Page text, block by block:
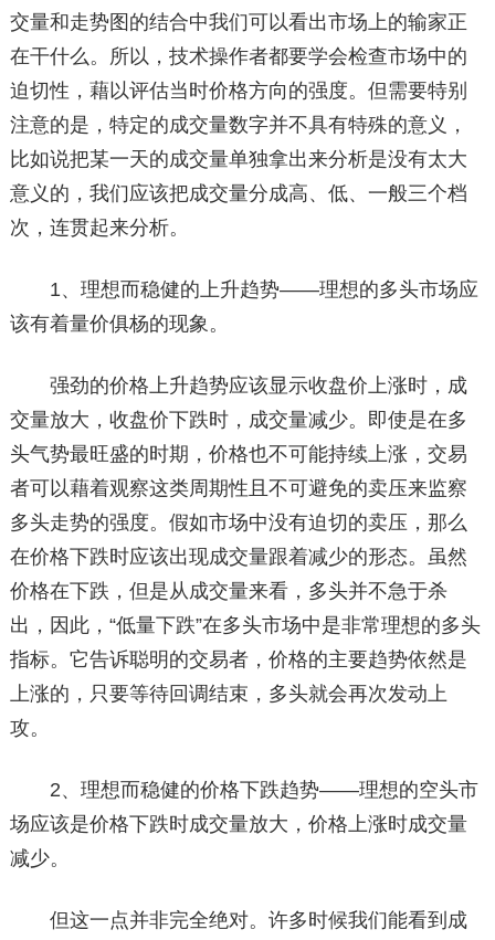
交量和走势图的结合中我们可以看出市场上的输家正
在干什么。所以，技术操作者都要学会检查市场中的
迫切性，藉以评估当时价格方向的强度。但需要特别
注意的是，特定的成交量数字并不具有特殊的意义，
比如说把某一天的成交量单独拿出来分析是没有太大
意义的，我们应该把成交量分成高、低、一般三个档
次，连贯起来分析。
1、理想而稳健的上升趋势——理想的多头市场应
该有着量价俱杨的现象。
强劲的价格上升趋势应该显示收盘价上涨时，成
交量放大，收盘价下跌时，成交量减少。即使是在多
头气势最旺盛的时期，价格也不可能持续上涨，交易
者可以藉着观察这类周期性且不可避免的卖压来监察
多头走势的强度。假如市场中没有迫切的卖压，那么
在价格下跌时应该出现成交量跟着减少的形态。虽然
价格在下跌，但是从成交量来看，多头并不急于杀
出，因此，“低量下跌”在多头市场中是非常理想的多头
指标。它告诉聪明的交易者，价格的主要趋势依然是
上涨的，只要等待回调结束，多头就会再次发动上
攻。
2、理想而稳健的价格下跌趋势——理想的空头市
场应该是价格下跌时成交量放大，价格上涨时成交量
减少。
但这一点并非完全绝对。许多时候我们能看到成